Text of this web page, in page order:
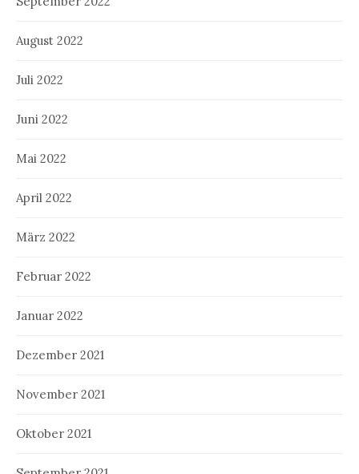
August 2022
Juli 2022
Juni 2022
Mai 2022
April 2022
März 2022
Februar 2022
Januar 2022
Dezember 2021
November 2021
Oktober 2021